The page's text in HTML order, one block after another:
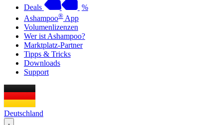
Deals
%
Ashampoo® App
Volumenlizenzen
Wer ist Ashampoo?
Marktplatz-Partner
Tipps & Tricks
Downloads
Support
Deutschland